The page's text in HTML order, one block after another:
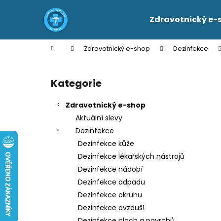
Zdravotnický e-
Domů Zdravotnický e-shop Dezinfekce
Přeskočit
kategorie
Kategorie
Zdravotnický e-shop
Aktuální slevy
Dezinfekce
Dezinfekce kůže
Dezinfekce lékařských nástrojů
Dezinfekce nádobí
Dezinfekce odpadu
Dezinfekce okruhu
Dezinfekce ovzduší
í
Zpět
do
Zpět
do